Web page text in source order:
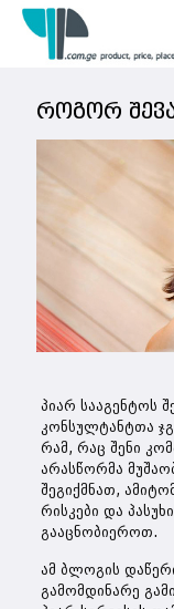
როგორ
პიარ სააგენტოს
კონსულტანტთა
რამ, რაც შენი
არასწორმა
შეგიქმნათ,
რისკები და
გააცნობიეროთ.
ამ ბლოგის
გამომდინარე